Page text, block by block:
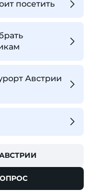
посетить
Австрии